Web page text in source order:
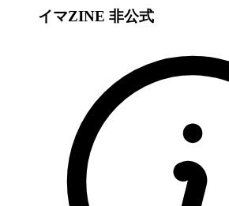
イマZINE 非公式